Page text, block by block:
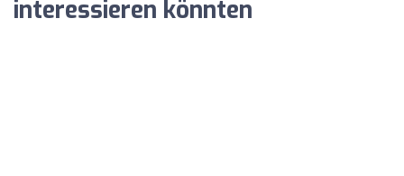
interessieren könnten